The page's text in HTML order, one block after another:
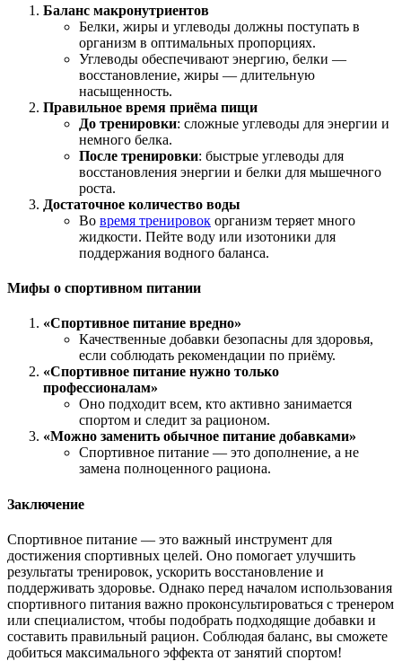
Баланс макронутриентов
Белки, жиры и углеводы должны поступать в
организм в оптимальных пропорциях.
Углеводы обеспечивают энергию, белки —
восстановление, жиры — длительную
насыщенность.
Правильное время приёма пищи
До тренировки: сложные углеводы для энергии и
немного белка.
После тренировки: быстрые углеводы для
восстановления энергии и белки для мышечного
роста.
Достаточное количество воды
Во время тренировок организм теряет много
жидкости. Пейте воду или изотоники для
поддержания водного баланса.
Мифы о спортивном питании
«Спортивное питание вредно»
Качественные добавки безопасны для здоровья,
если соблюдать рекомендации по приёму.
«Спортивное питание нужно только
профессионалам»
Оно подходит всем, кто активно занимается
спортом и следит за рационом.
«Можно заменить обычное питание добавками»
Спортивное питание — это дополнение, а не
замена полноценного рациона.
Заключение
Спортивное питание — это важный инструмент для
достижения спортивных целей. Оно помогает улучшить
результаты тренировок, ускорить восстановление и
поддерживать здоровье. Однако перед началом использования
спортивного питания важно проконсультироваться с тренером
или специалистом, чтобы подобрать подходящие добавки и
составить правильный рацион. Соблюдая баланс, вы сможете
добиться максимального эффекта от занятий спортом!